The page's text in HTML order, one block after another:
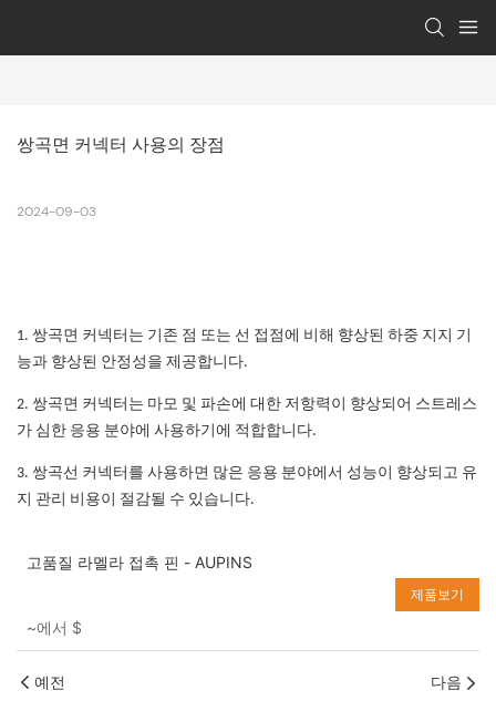
쌍곡면 커넥터 사용의 장점
2024-09-03
1. 쌍곡면 커넥터는 기존 점 또는 선 접점에 비해 향상된 하중 지지 기
능과 향상된 안정성을 제공합니다.
2. 쌍곡면 커넥터는 마모 및 파손에 대한 저항력이 향상되어 스트레스
가 심한 응용 분야에 사용하기에 적합합니다.
3. 쌍곡선 커넥터를 사용하면 많은 응용 분야에서 성능이 향상되고 유
지 관리 비용이 절감될 수 있습니다.
고품질 라멜라 접촉 핀 - AUPINS
~에서 $
제품보기
예전 다음